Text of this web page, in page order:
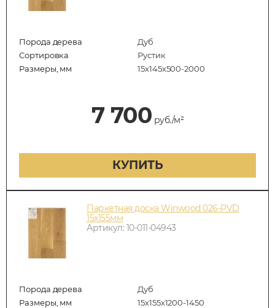
Порода дерева
Дуб
Сортировка
Рустик
Размеры, мм
15х145х500-2000
7 700 руб./м²
КУПИТЬ
Паркетная доска Winwood 026-PVD
15х155мм
Артикул: 10-011-04943
Порода дерева
Дуб
Размеры, мм
15х155х1200-1450